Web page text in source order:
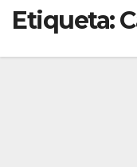
Etiqueta: